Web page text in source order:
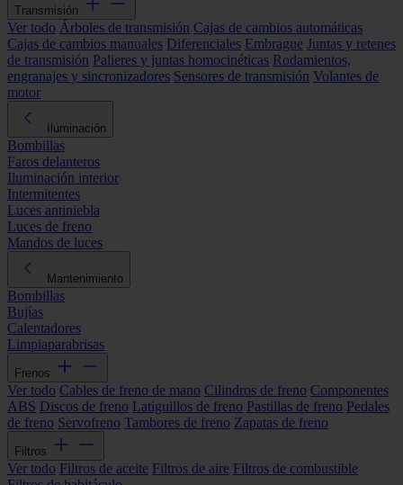
Transmisión
Ver todo Árboles de transmisión Cajas de cambios automáticas
Cajas de cambios manuales Diferenciales Embrague Juntas y retenes
de transmisión Palieres y juntas homocinéticas Rodamientos,
engranajes y sincronizadores Sensores de transmisión Volantes de
motor
Iluminación
Bombillas
Faros delanteros
Iluminación interior
Intermitentes
Luces antiniebla
Luces de freno
Mandos de luces
Mantenimiento
Bombillas
Bujías
Calentadores
Limpiaparabrisas
Frenos
Ver todo Cables de freno de mano Cilindros de freno Componentes
ABS Discos de freno Latiguillos de freno Pastillas de freno Pedales
de freno Servofreno Tambores de freno Zapatas de freno
Filtros
Ver todo Filtros de aceite Filtros de aire Filtros de combustible